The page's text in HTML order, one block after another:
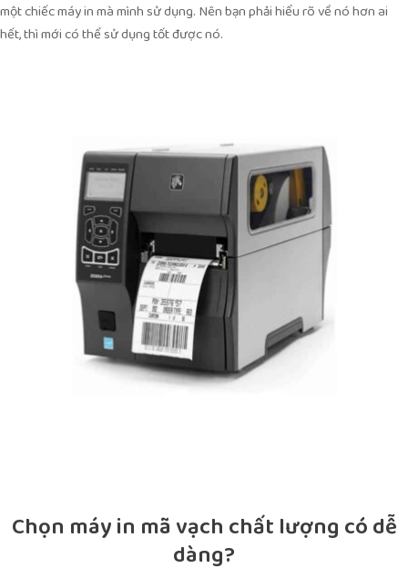
một chiếc máy in mà mình sử dụng. Nên bạn phải hiểu rõ về nó hơn ai
hết, thì mới có thể sử dụng tốt được nó.
Chọn máy in mã vạch chất lượng có dễ
dàng?